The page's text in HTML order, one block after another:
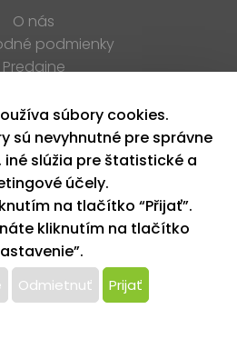
O nás
podmienky
Predajne
stiahnutiu
Blog
Kontakt
Kariéra
XML feed
s. r. o. | Všetky práva vyhradené
design by MFP
k poskytovaniu služieb,
súbory cookies.
sú nevyhnutné pre správne
iné slúžia pre štatistické a
účely.
na tlačítko “Přijať”.
kliknutím na tlačítko
Odmietnuť Prijať